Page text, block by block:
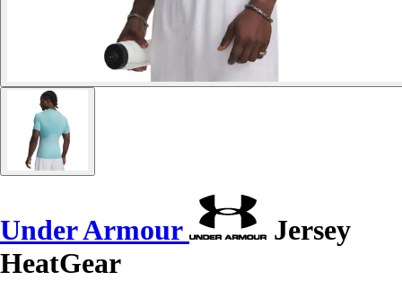
Under Armour
Jersey
HeatGear